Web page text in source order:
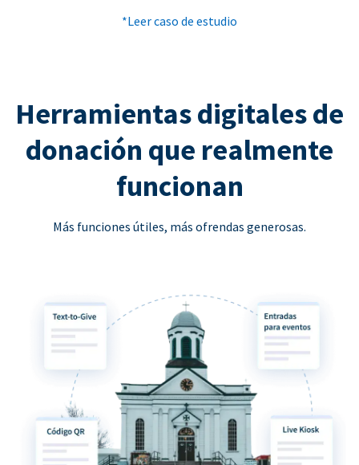
*Leer caso de estudio
Herramientas digitales de
donación que realmente
funcionan
Más funciones útiles, más ofrendas generosas.